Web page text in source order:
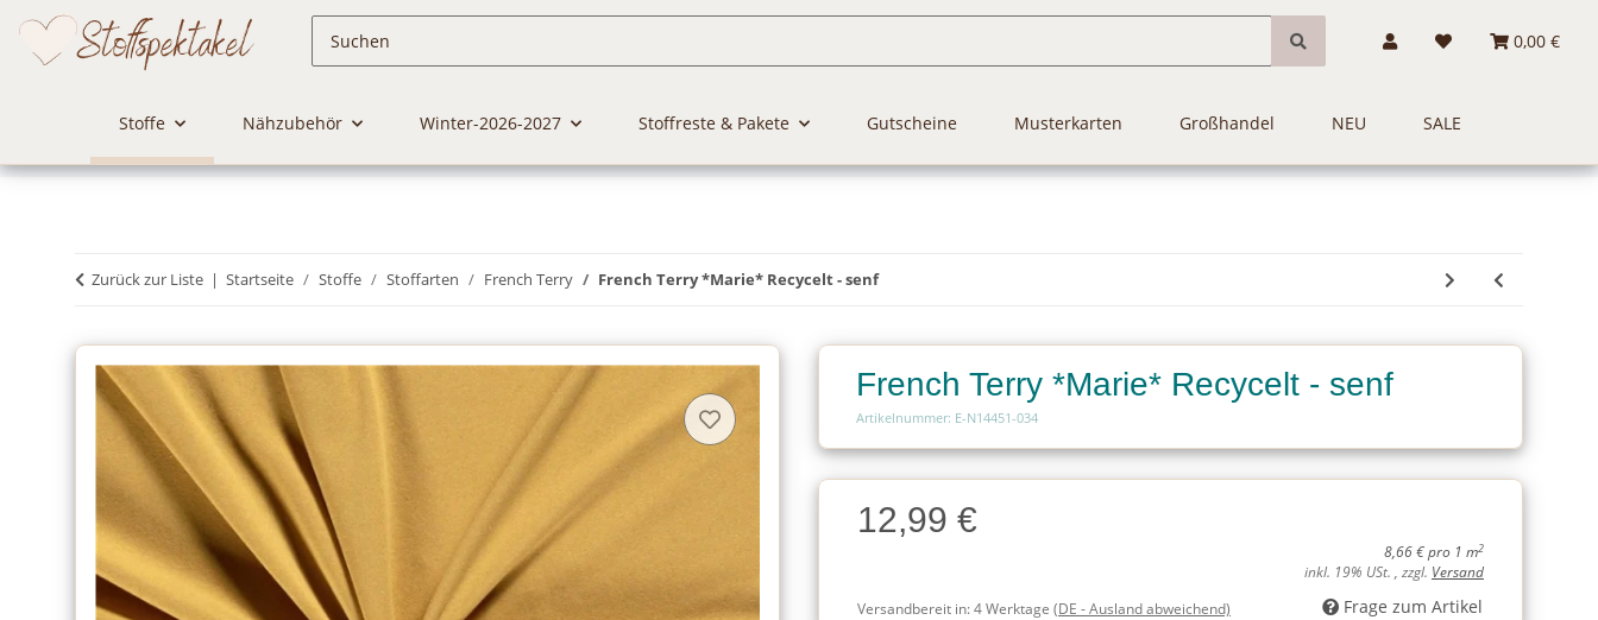
0,00 €
Stoffe Nähzubehör Winter-2026-2027 Stoffreste & Pakete Gutscheine Musterkarten Großhandel NEU SALE
Zurück zur Liste Startseite Stoffe Stoffarten French Terry French Terry *Marie* Recycelt - senf
French Terry *Marie* Recycelt - senf
Artikelnummer: E-N14451-034
Charge
Charge12,99 €
8,66 € pro 1 m2
inkl. 19% USt. , zzgl. Versand
Versandbereit in:4 Werktage (DE - Ausland abweichend) Frage zum Artikel